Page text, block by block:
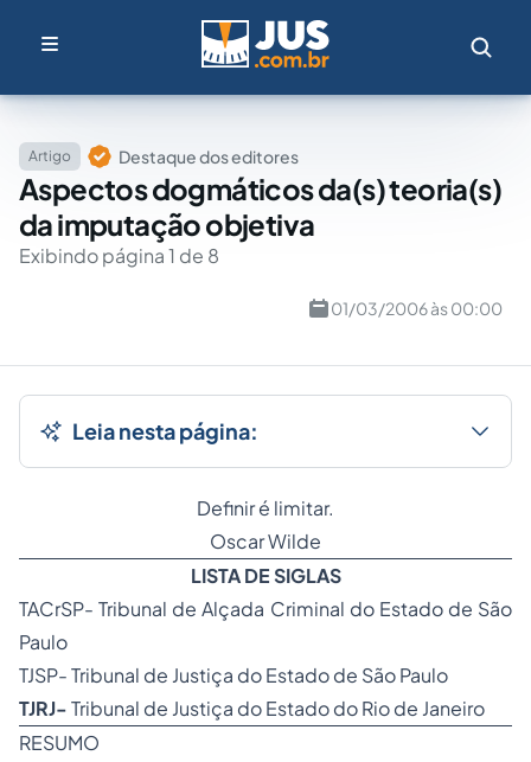
Artigo Destaque dos editores
Aspectos dogmáticos da(s) teoria(s)
da imputação objetiva
Exibindo página 1 de 8
01/03/2006 às 00:00
Leia nesta página:
Definir é limitar.
Oscar Wilde
LISTA DE SIGLAS
TACrSP- Tribunal de Alçada Criminal do Estado de São
Paulo
TJSP- Tribunal de Justiça do Estado de São Paulo
TJRJ-Tribunal de Justiça do Estado do Rio de Janeiro
RESUMO